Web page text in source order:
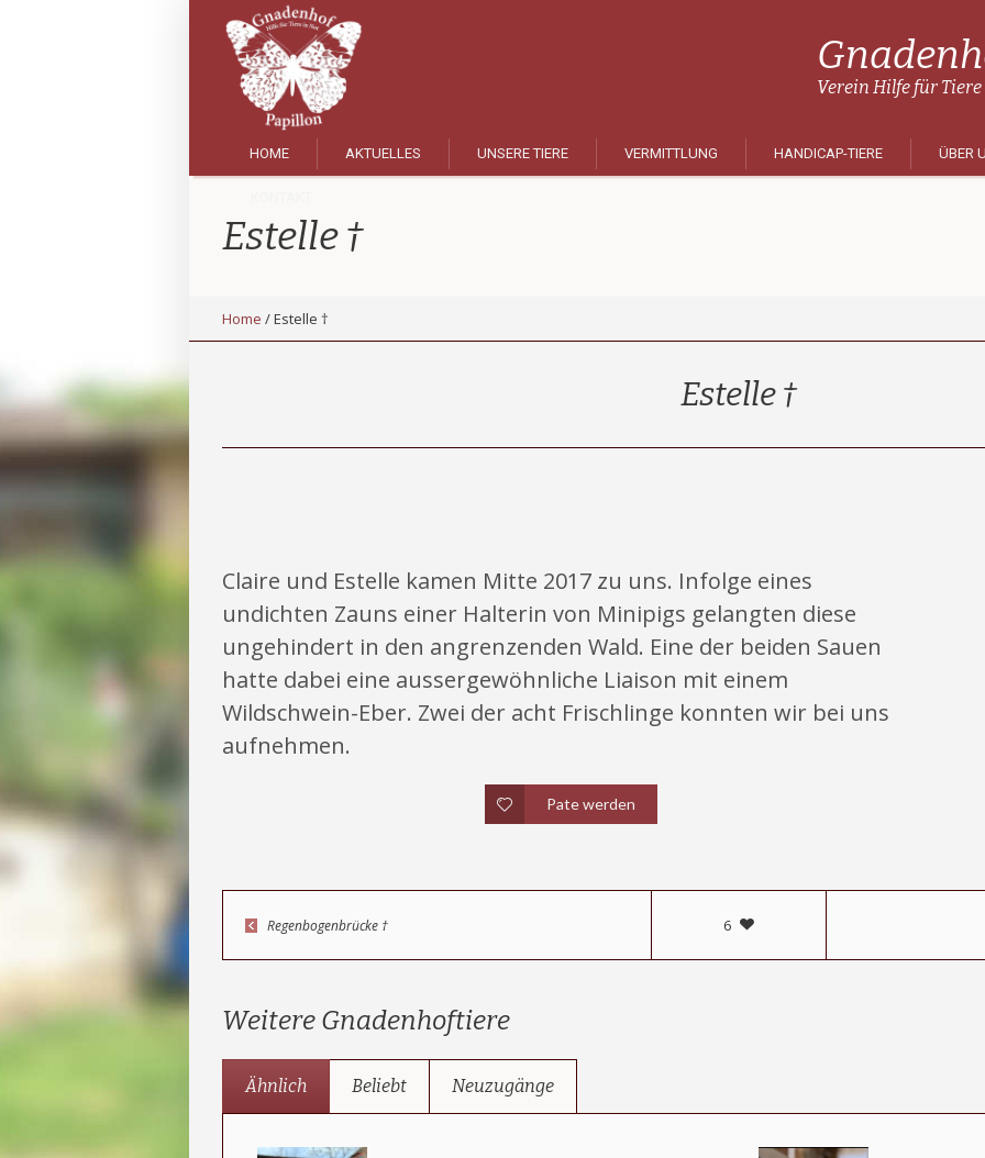
Verein Hilfe für
HOME AKTUELLES UNSERE TIERE VERMITTLUNG HANDICAP-TIERE ÜBER
Estelle †
Home /Estelle †
Estelle †
Claire und Estelle kamen Mitte 2017 zu uns. Infolge eines
undichten Zauns einer Halterin von Minipigs gelangten diese
ungehindert in den angrenzenden Wald. Eine der beiden Sauen
hatte dabei eine aussergewöhnliche Liaison mit einem
Wildschwein-Eber. Zwei der acht Frischlinge konnten wir bei uns
aufnehmen.
Pate werden
6
Regenbogenbrücke †
Weitere Gnadenhoftiere
Ähnlich Beliebt Neuzugänge